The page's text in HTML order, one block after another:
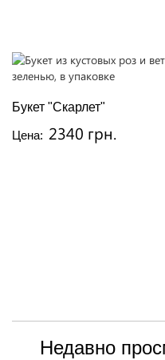
Букет "Скарлет"
Цена: 2340 грн.
Недавно